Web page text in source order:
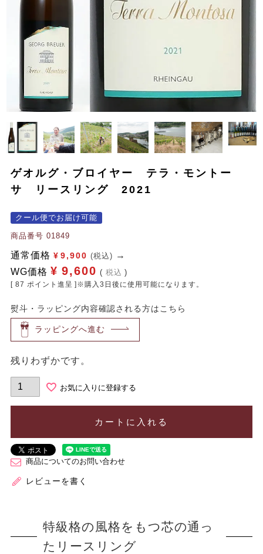
ゲオルグ・ブロイヤー テラ・モントー
サ リースリング 2021
クール便でお届け可能
商品番号 01849
通常価格 ¥ 9,900 (税込)
WG価格 ¥ 9,600 税込
[ 87 ポイント進呈 ]※購入3日後に使用可能になります。
熨斗・ラッピング内容確認される方はこちら
ラッピングへ進む
残りわずかです。
お気に入りに登録する
カートに入れる
商品についてのお問い合わせ
レビューを書く
特級格の風格をもつ芯の通っ
たリースリング